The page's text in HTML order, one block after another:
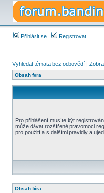
Přihlásit se Registrovat
Vyhledat témata bez odpovědí |
Obsah fóra
Pro přihlášení musíte být
může dávat rozšířené pravomoci
pro použití a s dalšími pravidly a
Obsah fóra